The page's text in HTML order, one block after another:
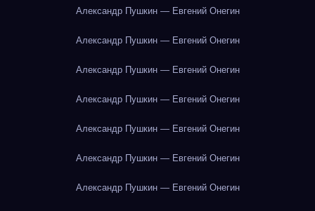
Александр Пушкин — Евгений Онегин
Александр Пушкин — Евгений Онегин
Александр Пушкин — Евгений Онегин
Александр Пушкин — Евгений Онегин
Александр Пушкин — Евгений Онегин
Александр Пушкин — Евгений Онегин
Александр Пушкин — Евгений Онегин